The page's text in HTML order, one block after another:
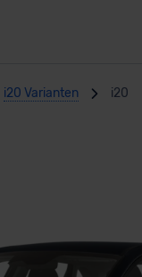
i20 Varianten i20